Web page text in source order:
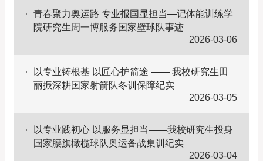
青春聚力奥运路 专业报国显担当—记体能训练学
院研究生周一博服务国家壁球队事迹
2026-03-06
以专业铸根基 以匠心护箭途 —— 我校研究生田
丽振深耕国家射箭队冬训保障纪实
2026-03-05
以专业践初心 以服务显担当——我校研究生投身
国家腰旗橄榄球队奥运备战集训纪实
2026-03-04